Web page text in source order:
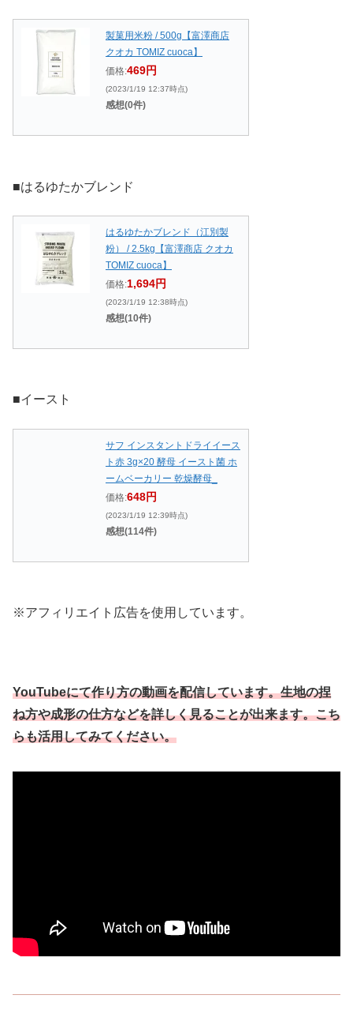
製菓用米粉 / 500g【富澤商店
クオカ TOMIZ cuoca】
価格:469円
(2023/1/19 12:37時点)
感想(0件)
■はるゆたかブレンド
はるゆたかブレンド（江別製
粉） / 2.5kg【富澤商店 クオカ
TOMIZ cuoca】
価格:1,694円
(2023/1/19 12:38時点)
感想(10件)
■イースト
サフ インスタントドライイース
ト赤 3g×20 酵母 イースト菌 ホ
ームベーカリー 乾燥酵母_
価格:648円
(2023/1/19 12:39時点)
感想(114件)
※アフィリエイト広告を使用しています。
YouTubeにて作り方の動画を配信しています。生地の捏
ね方や成形の仕方などを詳しく見ることが出来ます。こち
らも活用してみてください。